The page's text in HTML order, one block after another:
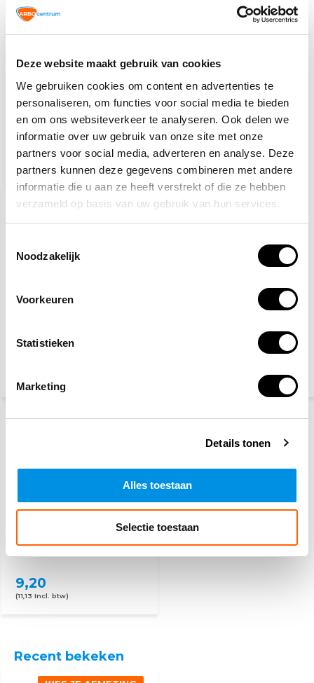
Deze website maakt gebruik van cookies
We gebruiken cookies om content en advertenties te
personaliseren, om functies voor social media te bieden
en om ons websiteverkeer te analyseren. Ook delen we
informatie over uw gebruik van onze site met onze
partners voor social media, adverteren en analyse. Deze
partners kunnen deze gegevens combineren met andere
informatie die u aan ze heeft verstrekt of die ze hebben
verzameld op basis van uw gebruik van hun services.
Noodzakelijk
Voorkeuren
Statistieken
Marketing
Details tonen
Alles toestaan
Selectie toestaan
Veiligheidspictogrammen
Je bespaart:(0% Korting)
Totaalbedrag: 4,10
TIP!
Tijdelijk uitverkocht
Gerelateerde producten
Nooduitgang naar links
rechts
9,20
(11,13 Incl. btw)
Recent bekeken